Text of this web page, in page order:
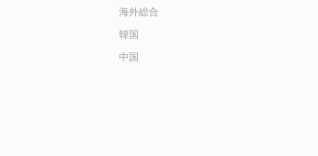
海外総合
韓国
中国